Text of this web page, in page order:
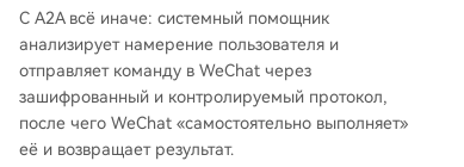
С A2A всё иначе: системный помощник
анализирует намерение пользователя и
отправляет команду в WeChat через
зашифрованный и контролируемый протокол,
после чего WeChat «самостоятельно выполняет»
её и возвращает результат.